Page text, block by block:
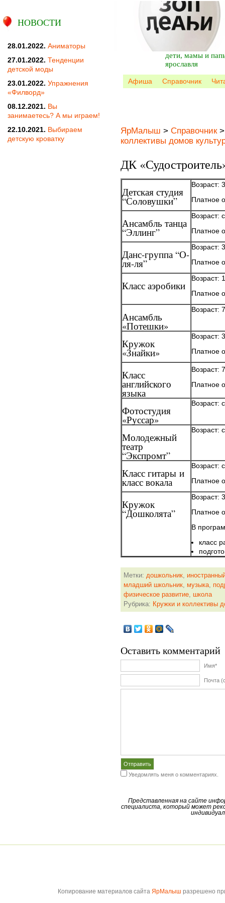
НОВОСТИ
28.01.2022. Аниматоры
27.01.2022. Тенденции
детской моды
23.01.2022. Упражнения
«Филворд»
08.12.2021. Вы
занимаетесь? А мы играем!
22.10.2021. Выбираем
детскую кроватку
дети, мамы и
ярославля
Афиша Справочник
ЯрМалыш > Справочник
коллективы домов
ДК
Детская студия
“Соловушки”
Возраст:
Платное
Ансамбль танца
“Эллинг”
Возраст:
Платное
Данс-группа “О-
ля-ля”
Возраст:
Платное
Класс аэробики
Возраст:
Платное
Ансамбль
«Потешки»
Возраст:
Кружок
«Знайки»
Возраст:
Платное
Класс
английского
языка
Возраст:
Платное
Фотостудия
«Руссар»
Возраст:
Молодежный
театр
“Экспромт”
Возраст:
Класс гитары и
класс вокала
Возраст:
Платное
Кружок
“Дошколята”
Возраст:
Платное
В
класс
Метки: дошкольник,
младший школьник, музыка,
физическое развитие, школа
Рубрика: Кружки и коллективы
Оставить комментарий
Имя*
Почта
Уведомлять меня о комментариях.
Представленная на сайте
специалиста, который может
Копирование материалов сайта ЯрМалыш разрешено